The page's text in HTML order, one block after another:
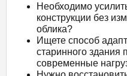
Необходимо
конструкции без
облика?
Ищете способ
старинного здания
современные